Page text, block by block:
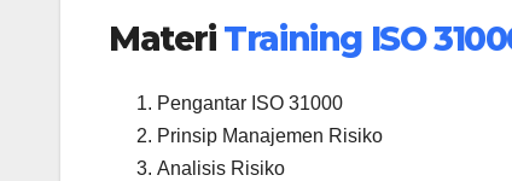
Materi Training ISO
Pengantar ISO 31000
Prinsip Manajemen Risiko
Analisis Risiko